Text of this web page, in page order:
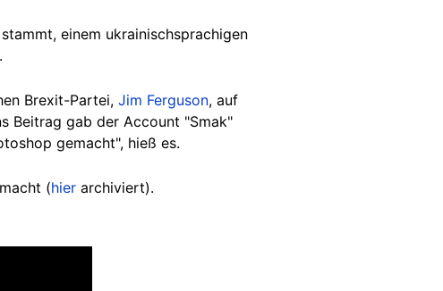
einem ukrainischsprachigen
Brexit-Partei, Jim Ferguson, auf
Beitrag gab der Account "Smak"
gemacht", hieß es.
(hier archiviert).